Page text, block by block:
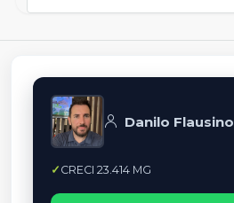
Danilo Flausino
CRECI 23.414 MG